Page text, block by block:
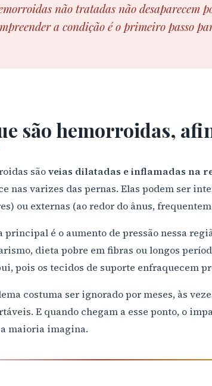
não tratadas não desaparecem
a condição é o primeiro passo
são hemorroidas,
sãoveias dilatadas e inflamadas na
nas varizes das pernas. Elas podem ser
ou externas (ao redor do ânus,
principal é o aumento de pressão nessa
dieta pobre em fibras ou longos
pois os tecidos de suporte enfraquecem
costuma ser ignorado por meses, às
E quando chegam a esse ponto, o
maioria imagina.